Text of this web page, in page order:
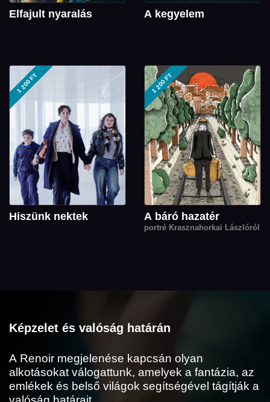
Elfajult nyaralás A kegyelem
1 200 FT
Hiszünk nektek
1 200 FT
A báró hazatér
portré Krasznahorkai Lászlóról
Képzelet és valóság határán
A Renoir megjelenése kapcsán olyan
alkotásokat válogattunk, amelyek a fantázia, az
emlékek és belső világok segítségével tágítják a